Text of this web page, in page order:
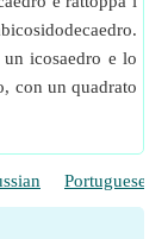
icosaedro e lo
con un quadrato
Portuguese